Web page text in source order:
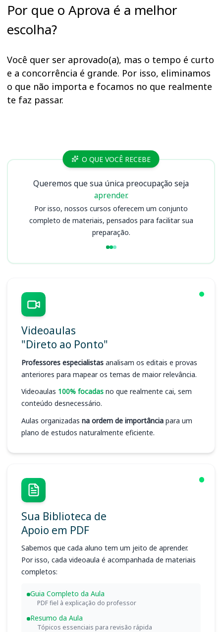
Por que o Aprova é a melhor
escolha?
Você quer ser aprovado(a), mas o tempo é curto
e a concorrência é grande. Por isso, eliminamos
o que não importa e focamos no que realmente
te faz passar.
Cursos O QUE VOCÊ RECEBE
Queremos que sua única preocupação seja
aprender.
Por isso, nossos cursos oferecem um conjunto
completo de materiais, pensados para facilitar sua
preparação.
Videoaulas
"Direto ao Ponto"
Professores especialistas analisam os editais e provas
anteriores para mapear os temas de maior relevância.
Videoaulas 100% focadas no que realmente cai, sem
conteúdo desnecessário.
Aulas organizadas na ordem de importância para um
plano de estudos naturalmente eficiente.
Sua Biblioteca de
Apoio em PDF
Sabemos que cada aluno tem um jeito de aprender.
Por isso, cada videoaula é acompanhada de materiais
completos:
Guia Completo da Aula
PDF fiel à explicação do professor
Resumo da Aula
Tópicos essenciais para revisão rápida